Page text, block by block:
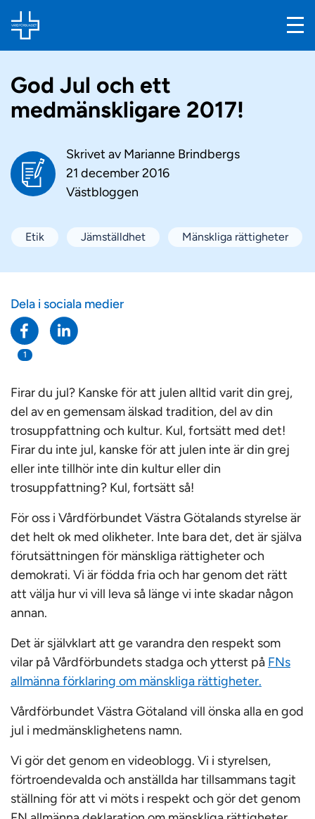
God Jul och ett
medmänskligare 2017!
Skrivet av Marianne Brindbergs
21 december 2016
Västbloggen
Etik Jämställdhet Mänskliga rättigheter
Dela i sociala medier
1
Firar du jul? Kanske för att julen alltid varit din grej,
del av en gemensam älskad tradition, del av din
trosuppfattning och kultur. Kul, fortsätt med det!
Firar du inte jul, kanske för att julen inte är din grej
eller inte tillhör inte din kultur eller din
trosuppfattning? Kul, fortsätt så!
För oss i Vårdförbundet Västra Götalands styrelse är
det helt ok med olikheter. Inte bara det, det är själva
förutsättningen för mänskliga rättigheter och
demokrati. Vi är födda fria och har genom det rätt
att välja hur vi vill leva så länge vi inte skadar någon
annan.
Det är självklart att ge varandra den respekt som
vilar på Vårdförbundets stadga och ytterst på FNs
allmänna förklaring om mänskliga rättigheter.
Vårdförbundet Västra Götaland vill önska alla en god
jul i medmänsklighetens namn.
Vi gör det genom en videoblogg. Vi i styrelsen,
förtroendevalda och anställda har tillsammans tagit
ställning för att vi möts i respekt och gör det genom